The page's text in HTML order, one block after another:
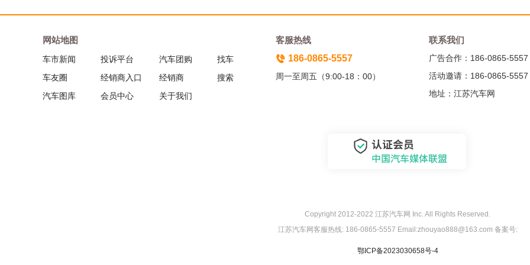
网站地图
车市新闻 投诉平台 汽车团购
找车
车友圈
经销商入口 经销商
搜索
汽车图库
会员中心 关于我们
客服热线
186-0865-5557
周一至周五（9:00-18：00）
联系我们
广告合作：186-0865-5557
活动邀请：186-0865-5557
地址：江苏汽车网
Copyright 2012-2022 江苏汽车网 Inc. All Rights Reserved.
江苏汽车网客服热线: 186-0865-5557 Email:zhouyao888@163.com 备案号:
鄂ICP备2023030658号-4